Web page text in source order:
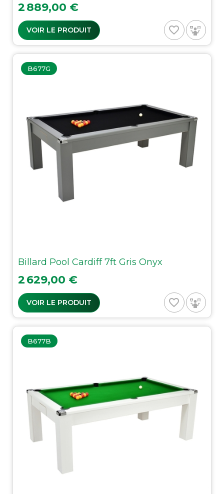
Prix
2 889,00 €
VOIR LE PRODUIT favorite_border
B677G
Billard Pool Cardiff 7ft Gris Onyx
Prix
2 629,00 €
VOIR LE PRODUIT favorite_border
B677B